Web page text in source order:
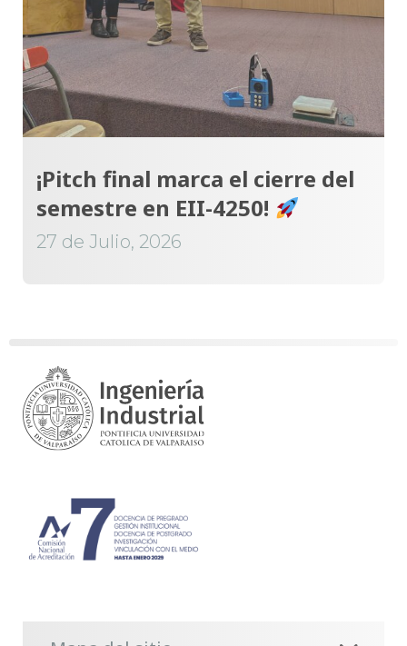
¡Pitch final marca el cierre del
semestre en EII-4250!
27 de Julio, 2026